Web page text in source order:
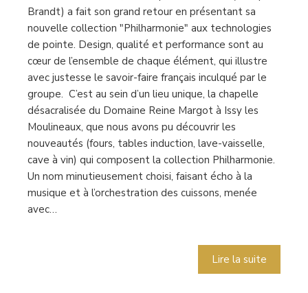
Brandt) a fait son grand retour en présentant sa
nouvelle collection "Philharmonie" aux technologies
de pointe. Design, qualité et performance sont au
cœur de l’ensemble de chaque élément, qui illustre
avec justesse le savoir-faire français inculqué par le
groupe. C’est au sein d’un lieu unique, la chapelle
désacralisée du Domaine Reine Margot à Issy les
Moulineaux, que nous avons pu découvrir les
nouveautés (fours, tables induction, lave-vaisselle,
cave à vin) qui composent la collection Philharmonie.
Un nom minutieusement choisi, faisant écho à la
musique et à l’orchestration des cuissons, menée
avec…
Lire la suite